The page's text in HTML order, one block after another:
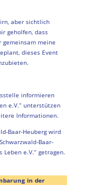
aber sichtlich
geholfen, dass
meine
dieses Event
informieren
e.V.“ unterstützen
Informationen.
Baar-Heuberg wird
Baar-
e.V.“ getragen.
in der